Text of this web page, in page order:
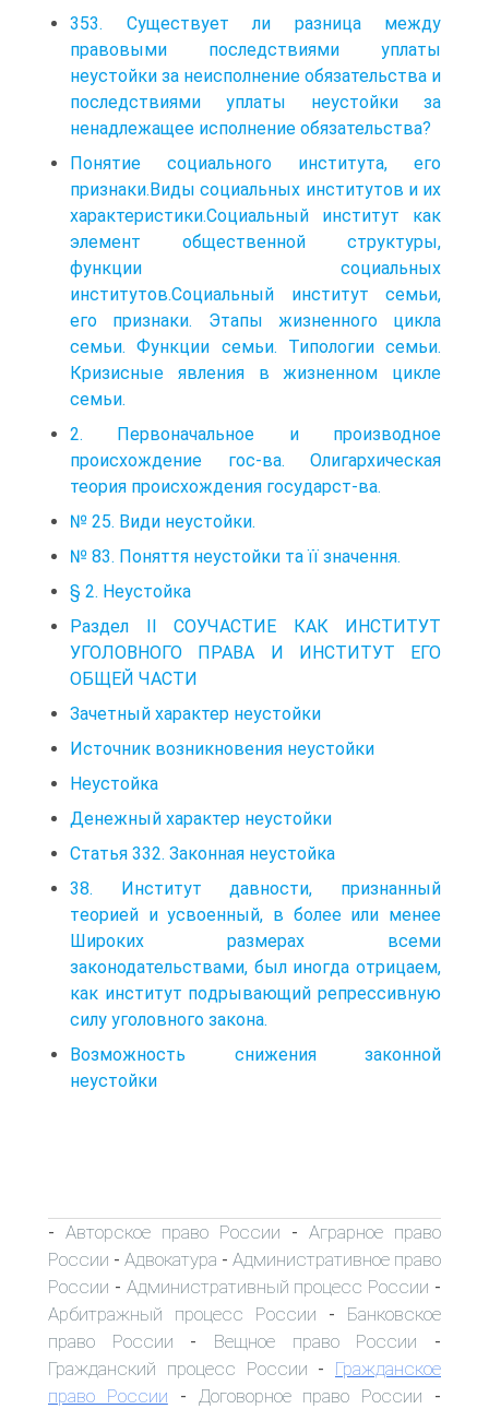
353. Существует ли разница между
правовыми последствиями уплаты
неустойки за неисполнение обязательства и
последствиями уплаты неустойки за
ненадлежащее исполнение обязательства?
Понятие социального института, его
признаки.Виды социальных институтов и их
характеристики.Социальный институт как
элемент общественной структуры,
функции социальных
институтов.Социальный институт семьи,
его признаки. Этапы жизненного цикла
семьи. Функции семьи. Типологии семьи.
Кризисные явления в жизненном цикле
семьи.
2. Первоначальное и производное
происхождение гос-ва. Олигархическая
теория происхождения государст-ва.
№ 25. Види неустойки.
№ 83. Поняття неустойки та її значення.
§ 2. Неустойка
Раздел II СОУЧАСТИЕ КАК ИНСТИТУТ
УГОЛОВНОГО ПРАВА И ИНСТИТУТ ЕГО
ОБЩЕЙ ЧАСТИ
Зачетный характер неустойки
Источник возникновения неустойки
Неустойка
Денежный характер неустойки
Статья 332. Законная неустойка
38. Институт давности, признанный
тeopией и усвоенный, в более или менее
Широких размерах всеми
законодательствами, был иногда отрицаем,
как институт пoдpывaющий репрессивную
силу уголовного закона.
Возможность снижения законной
неустойки
- Авторское право России - Аграрное право
России - Адвокатура - Административное право
России - Административный процесс России -
Арбитражный процесс России - Банковское
право России - Вещное право России -
Гражданский процесс России - Гражданское
право России - Договорное право России -